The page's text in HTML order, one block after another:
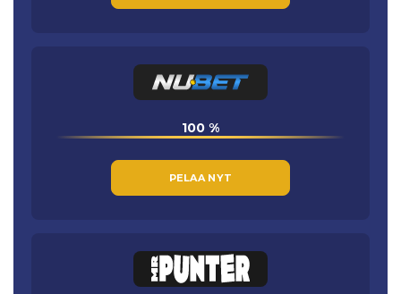
100 %
PELAA NYT